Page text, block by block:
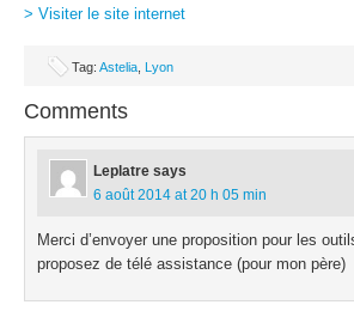
> Visiter le site internet
Tag: Astelia Lyon
Comments
Leplatre says
6 août 2014 at 20 h 05 min
Merci d’envoyer une proposition pour les
proposez de télé assistance (pour mon père)